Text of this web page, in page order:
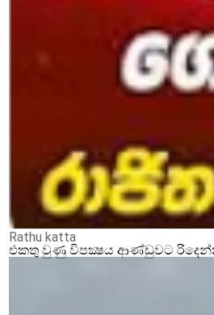
Rathu katta
එකතු වුණු විපක්‍ෂය ආණ්ඩුවට